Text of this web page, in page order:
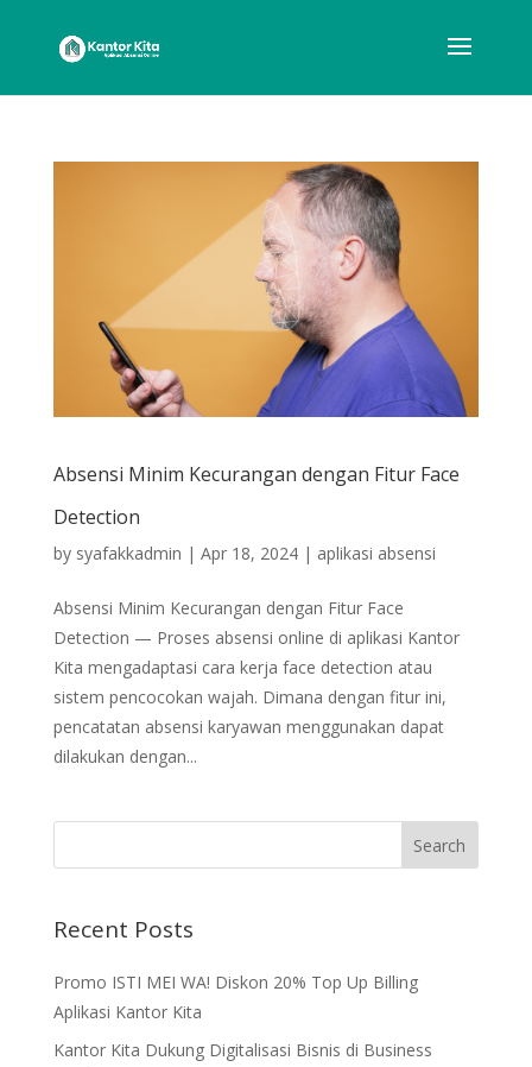
Absensi Minim Kecurangan dengan Fitur Face
Detection
by syafakkadmin | Apr 18, 2024| aplikasi absensi
Absensi Minim Kecurangan dengan Fitur Face
Detection — Proses absensi online di aplikasi Kantor
Kita mengadaptasi cara kerja face detection atau
sistem pencocokan wajah. Dimana dengan fitur ini,
pencatatan absensi karyawan menggunakan dapat
dilakukan dengan...
Recent Posts
Promo ISTI MEI WA! Diskon 20% Top Up Billing
Aplikasi Kantor Kita
Kantor Kita Dukung Digitalisasi Bisnis di Business